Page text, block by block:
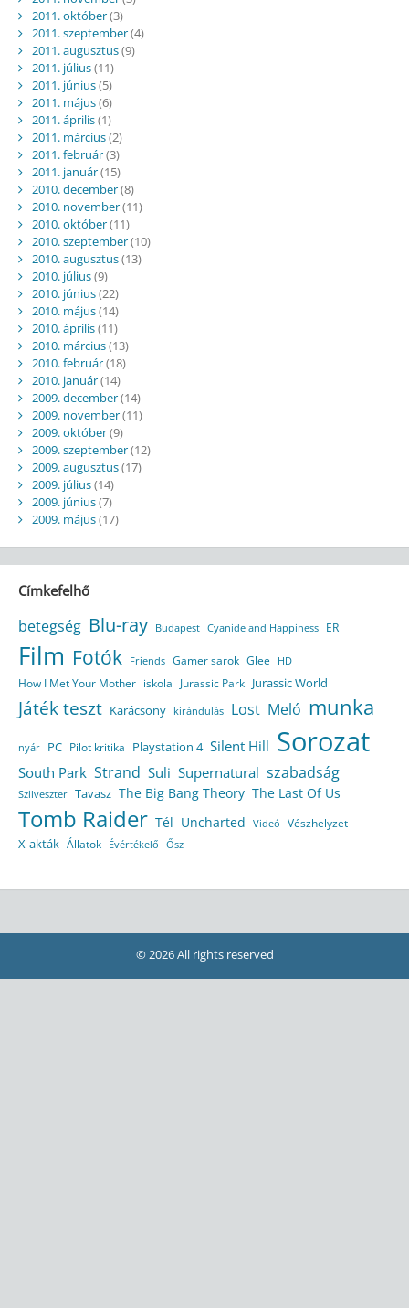
2011. október(3)
2011. szeptember(4)
2011. augusztus(9)
2011. július(11)
2011. június(5)
2011. május(6)
2011. április(1)
2011. március(2)
2011. február(3)
2011. január(15)
2010. december(8)
2010. november(11)
2010. október(11)
2010. szeptember(10)
2010. augusztus(13)
2010. július(9)
2010. június(22)
2010. május(14)
2010. április(11)
2010. március(13)
2010. február(18)
2010. január(14)
2009. december(14)
2009. november(11)
2009. október(9)
2009. szeptember(12)
2009. augusztus(17)
2009. július(14)
2009. június(7)
2009. május(17)
Címkefelhő
betegség Blu-ray Budapest Cyanide and Happiness ER
Film Fotók Friends Gamer sarok Glee HD
How I Met Your Mother iskola Jurassic Park Jurassic World
Játék teszt Karácsony kirándulás Lost Meló munka
nyár PC Pilot kritika Playstation 4 Silent Hill Sorozat
South Park Strand Suli Supernatural szabadság
Szilveszter Tavasz The Big Bang Theory The Last Of Us
Tomb Raider Tél Uncharted Videó Vészhelyzet
X-akták Állatok Évértékelő Ősz
© 2026 All rights reserved